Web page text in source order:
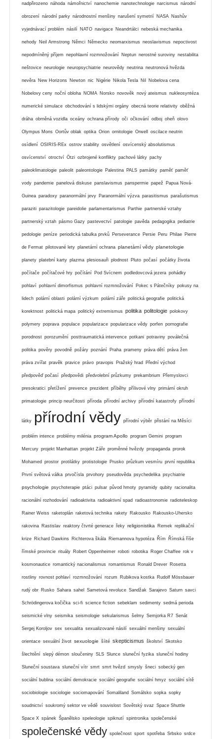
nadpřirozeno náhoda námořnictví nanochemie nanotechnologie narcismus národní
obrození národní parky národnostní menšiny narušení symetrií NASA Nashův
vyjednávací problém násilí NATO navigace Neandrtálci nebeská mechanika
nehody Neil Armstrong Němci Německo neomarxismus neoslavismus nepoctivost
nepodmíněný příjem nepohlavní rozmnožování Neptun nerostné suroviny nestabilita
neštovice neurologie neuropsychiatrie neurovědy neutrina neutronová hvězda
nevěra New Horizons Newton nic Nigérie Nikola Tesla Nil Nobelova cena
Nobelovy ceny noční obloha NOMA Norsko novověk nový ateismus nukleosyntéza
numerické simulace obchodování s lidskými orgány obecná teorie relativity oběžná
dráha obrněná vozidla oceány ochrana přírody oči očkování odboj oheň olovo
Olympus Mons Oortův oblak optika Orion ornitologie Orwell oscilace neutrin
osídlení OSIRIS-REx ostrov stability osvětlení osvícenský absolutismus
osvícenství otroctví Ötzi ozbrojené konflikty pachové látky pachy
paleoklimatologie paleolit paleontologie Palestina PALS památky paměť paměť
vody pandemie panelová diskuse panslavismus panspermie papež Papua Nová-
Guinea paradoxy paranormální jevy Paranormální výzva parasitismus parašutismus
paraziti parazitologie pareidolie parlamentarismus Parthie partnerské vztahy
partnerský vztah pásmo Gazy pastevectví patologie pavěda pedagogika pediatrie
pedologie peníze periodická tabulka prvků Perseverance Persie Peru Philae Pierre
de Fermat pilotované lety planetární ochrana planetární vědy planetologie
planety platební karty plazma plesiosauři plodnost Pluto počasí počátky života
počítače počítačové hry počítání Pod Svícnem podledovcová jezera pohádky
pohlaví pohlavní dimorfismus pohlavní rozmnožování Pokec s Pátečníky pokusy na
lidech polární oblasti polární výzkum polární záře politická geografie politická
korektnost politická mapa politický extremismus politika politologie polokovy
polymery poprava populace popularizace popularizace vědy porfen pornografie
porodnost porozumění posttraumatická intervence potkani potraviny poválečná
politika pověry povodně požáry poznání Praha prameny práva dětí práva žen
práva zvířat pravěk pravice právo pravopis Pražský hrad Přední východ
předpověď počasí předpovědi předvolební průzkumy prekambrium Přemyslovci
presokratici přetížení prevence prezident příběhy přílivové vlny primární okruh
primatologie princip neurčitosti příroda přírodní archivy přírodní katastrofy přírodní
látky přírodní vědy přírodní výběr přistání na Měsíci
problém intence problémy milénia program Apollo program Gemini program
Mercury projekt Manhattan projekt Záře proměnné hvězdy propaganda prorok
Mohamed prostor protilátky protistologie Prusko průzkum vesmíru první republika
První světová válka prvočísla prvohory pseudověda psychedelika psychiatrie
psychologie psychoterapie ptáci pulsar původ hmoty pyramidy qubity racionalita
racionální rozhodování radioaktivita radioaktivní spad radioastronomie radioteleskop
Rainer Weiss raketoplán raketová technika rakety Rakousko Rakousko-Uhersko
rakovina Rastislav reaktory čtvrté generace řeky religionistika Remek replikační
krize Richard Dawkins Richterova škála Riemannova hypotéza Řím Římská říše
římské provincie rituály Robert Oppenheimer roboti robotika Roger Chaffee rok v
kosmonautice romantický nacionalismus romantismus Ronald Drever Rosetta
rostliny rovnost pohlaví rozmnožování rozum Rubikova kostka Rudolf Mössbauer
rudý obr Rusko Sahara sahel Sametová revoluce Sandžak Sarajevo Saturn savci
Schrödingerova kočička sci-fi science fiction sebeklam sedimenty sedmá perioda
seismické vlny seismika seismologie sekularismus šelmy Semjorka R7 Senát
Sergej Koroljov sex sexualita sexualizované násilí sexuální menšiny sexuální
orientace sexuální život sexuologie šíité skepticismus školství Skotsko
šlechtění slepý démon sloučeniny SLS Slunce sluneční fyzika sluneční hodiny
Sluneční soustava sluneční vítr smrt smrt hvězd smysly šneci sobecký gen
sociální bublina sociální demokracie sociální geografie sociální hmyz sociální sítě
sociobiologie sociologie sociomapování Somaliland Somálsko sopka sopky
soudnictví soukromý sektor ve vědě souvislost Sovětský svaz Space Shuttle
Space X spánek Španělsko speleologie spiknutí spintronika společenské
společenské vědy společnost sport spotřeba Srbsko srdce